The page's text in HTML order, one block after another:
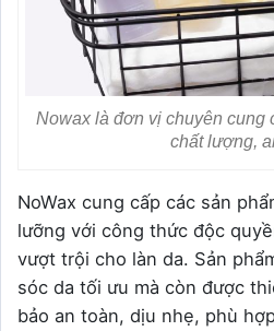
Nowax là đơn vị chuyên cung
chất lượng,
NoWax cung cấp các sản
lưỡng với công thức độc
vượt trội cho làn da. Sản
sóc da tối ưu mà còn được
bảo an toàn, dịu nhẹ, phù